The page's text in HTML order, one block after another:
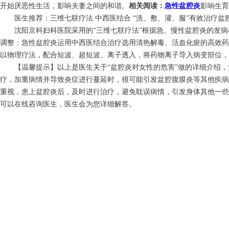
开始厌恶性生活，影响夫妻之间的和谐。 相关阅读： 急性盆腔炎影响生
医生推荐：三维七联疗法 中西医结合 “洗、敷、灌、服”有效治疗盆
沈阳京科妇科医院采用的“三维七联疗法”根据急、慢性盆腔炎的发
调整：急性盆腔炎运用中西医结合治疗选用清热解毒、活血化瘀的高效
以物理疗法，配合短波、超短波、离子透入，将药物离子导入病变部位
【温馨提示】以上是医生关于“盆腔炎对女性的危害”做的详细介绍
疗，加重病情并导致炎症进行蔓延时，很可能引发盆腔腹膜炎等其他疾
重视，患上盆腔炎后，及时进行治疗，避免耽误病情，引发身体其他一
可以在线咨询医生，医生会为您详细解答。